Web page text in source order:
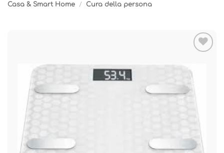
Casa & Smart Home / Cura della persona
alla lista
dei
desideri